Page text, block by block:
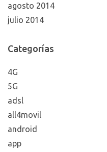
agosto 2014
julio 2014
Categorías
4G
5G
adsl
all4movil
android
app